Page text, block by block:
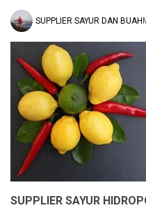
SUPPLIER SAYUR DAN BUAH
SUPPLIER SAYUR